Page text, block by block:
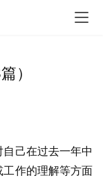
）
己在过去一年中
作的理解等方面